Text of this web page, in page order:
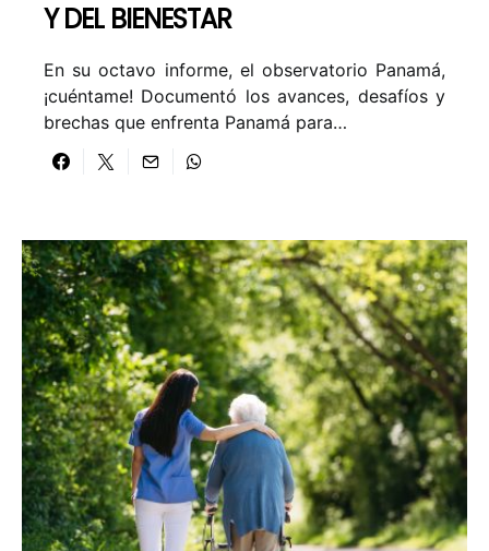
Y DEL BIENESTAR
En su octavo informe, el observatorio Panamá,
¡cuéntame! Documentó los avances, desafíos y
brechas que enfrenta Panamá para…